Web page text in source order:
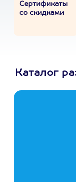
Сертификаты
со скидками
Каталог